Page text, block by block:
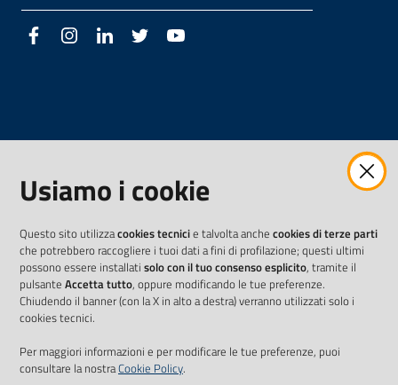
FacebookInstagramLinkedIn Twitter
Usiamo i cookie
Questo sito utilizzacookies tecnicie talvolta anche cookies di terze parti
che potrebbero raccogliere i tuoi dati a fini di profilazione; questi ultimi
possono essere installati solo con il tuo consenso esplicito, tramite il
pulsante Accetta tutto, oppure modificando le tue preferenze.
Chiudendo il banner (con la X in alto a destra) verranno utilizzati solo i
cookies tecnici.
Per maggiori informazioni e per modificare le tue preferenze, puoi
consultare la nostraCookie Policy.